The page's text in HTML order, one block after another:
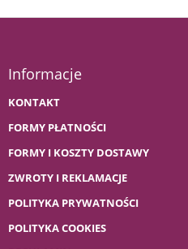
Informacje
KONTAKT
FORMY PŁATNOŚCI
FORMY I KOSZTY DOSTAWY
ZWROTY I REKLAMACJE
POLITYKA PRYWATNOŚCI
POLITYKA COOKIES